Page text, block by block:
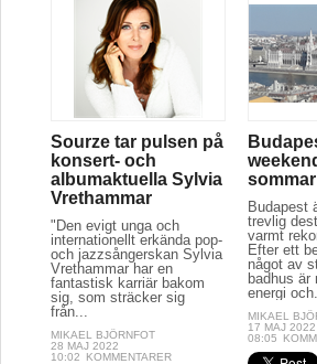
Sourze tar pulsen på
konsert- och
albumaktuella Sylvia
Vrethammar
"Den evigt unga och
internationellt erkända pop-
och jazzsångerskan Sylvia
Vrethammar har en
fantastisk karriär bakom
sig, som sträcker sig
från...
MIKAEL BJÖRNFOT
28 MAJ 2022
10:02
KOMMENTARER
sommar
Budapest
trevlig
varmt
Efter ett
något av
badhus är
energi
MIKAEL
17 MAJ 2022
08:05